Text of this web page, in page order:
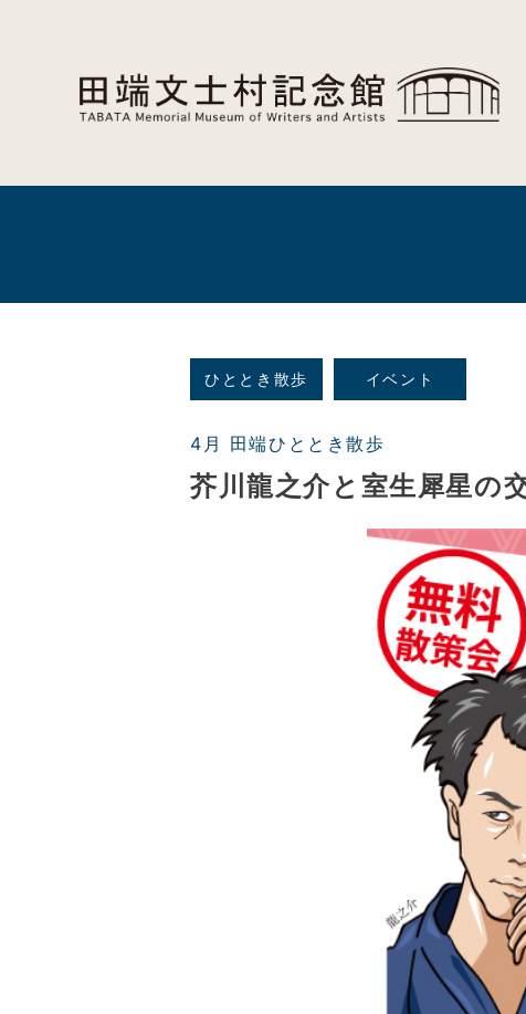
ひととき散歩 イベント
4月 田端ひととき散歩
芥川龍之介と室生犀星の